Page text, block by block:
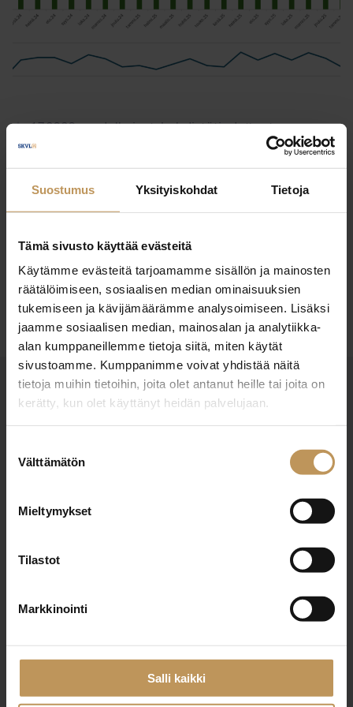
Suostumus Yksityiskohdat Tietoja
Tämä sivusto käyttää evästeitä
Käytämme evästeitä tarjoamamme sisällön ja mainosten
räätälöimiseen, sosiaalisen median ominaisuuksien
tukemiseen ja kävijämäärämme analysoimiseen. Lisäksi
jaamme sosiaalisen median, mainosalan ja analytiikka-
alan kumppaneillemme tietoja siitä, miten käytät
sivustoamme. Kumppanimme voivat yhdistää näitä
tietoja muihin tietoihin, joita olet antanut heille tai joita on
kerätty, kun olet käyttänyt heidän palvelujaan.
valinta
Välttämätön
Mieltymykset
Tilastot
Markkinointi
Salli kaikki
1.7.2026
Julkaisut, Lehdistötiedotteet,
Yleinen
Lue artikkeli
Finlands Fastighetsmäklare rf
Tietosuoja- ja rekisteriseloste